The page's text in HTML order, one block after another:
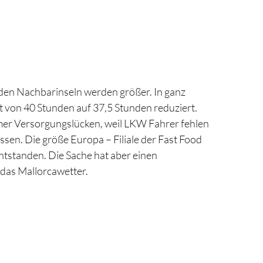
Nachbarinseln werden größer. In ganz
40 Stunden auf 37,5 Stunden reduziert.
Versorgungslücken, weil LKW Fahrer fehlen
Die größe Europa – Filiale der Fast Food
Die Sache hat aber einen
Mallorcawetter.